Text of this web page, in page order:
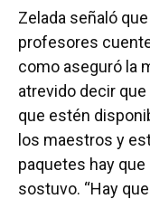
Zelada señaló
profesores
como aseguró la
atrevido decir
que estén
los maestros y
paquetes hay que
sostuvo. “Hay